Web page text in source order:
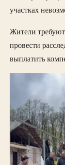
участках
Жители
провести
выплатить